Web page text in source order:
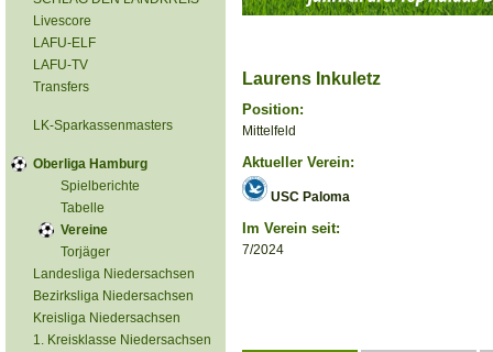
Livescore
LAFU-ELF
LAFU-TV
Transfers
LK-Sparkassenmasters
Oberliga Hamburg
Spielberichte
Tabelle
Vereine
Torjäger
Landesliga Niedersachsen
Bezirksliga Niedersachsen
Kreisliga Niedersachsen
1. Kreisklasse Niedersachsen
Laurens Inkuletz
Position:
Mittelfeld
Aktueller Verein:
USC Paloma
Im Verein seit:
7/2024